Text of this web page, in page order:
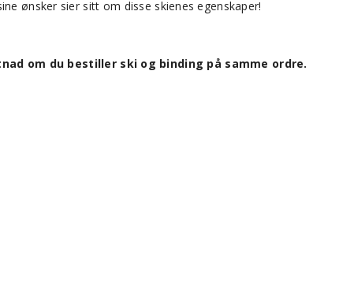
ønsker sier sitt om disse skienes egenskaper!
om du bestiller ski og binding på samme ordre.